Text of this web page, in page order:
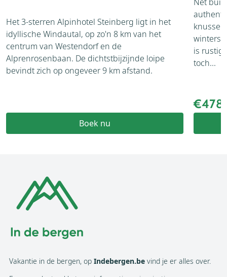
Het 3-sterren Alpinhotel Steinberg ligt in het
idyllische Windautal, op zo'n 8 km van het
centrum van Westendorf en de
Alprenrosenbaan. De dichtstbijzijnde loipe
bevindt zich op ongeveer 9 km afstand.
Boek nu
knusse
is rustig
toch...
Vakantie in de bergen, op Indebergen.be vind je er alles over.